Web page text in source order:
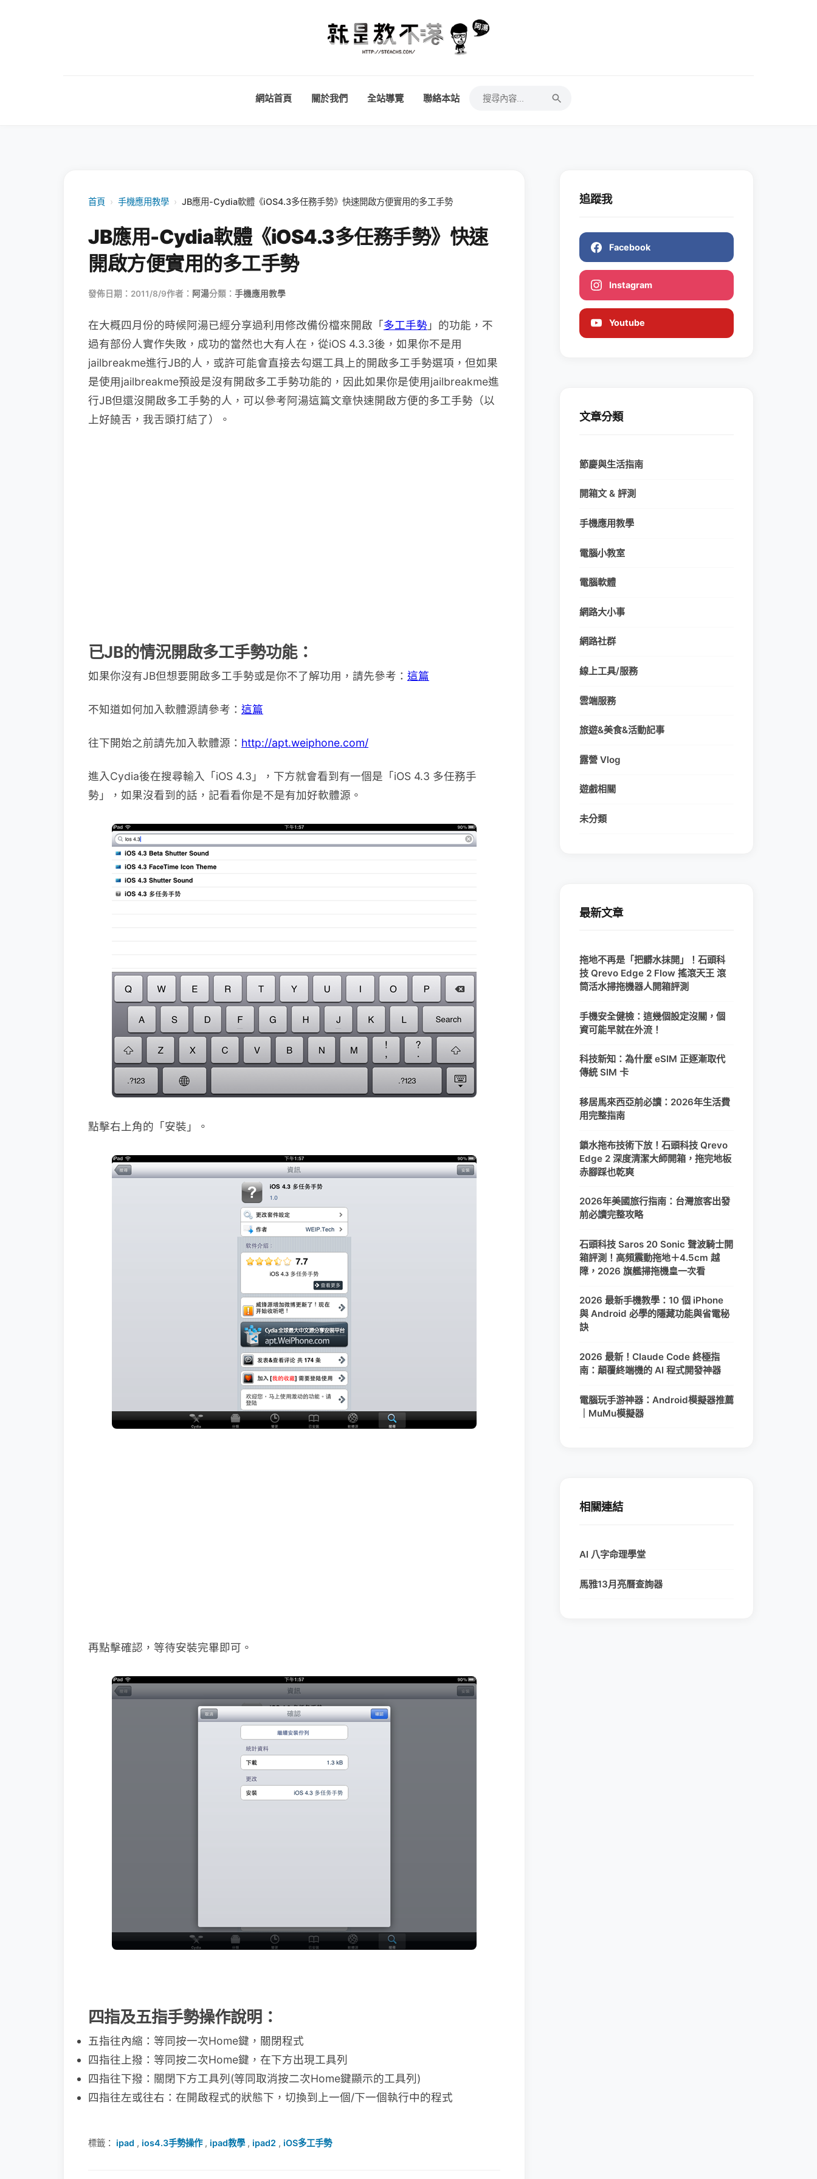
網站首頁 關於我們 全站導覽 聯絡本站
首頁 › 手機應用教學 › JB應用-Cydia軟體《iOS4.3多任務手勢》快速開啟方便實用的多工手勢
JB應用-Cydia軟體《iOS4.3多任務手勢》快速
開啟方便實用的多工手勢
發佈日期：2011/8/9作者： 阿湯分類： 手機應用教學
在大概四月份的時候阿湯已經分享過利用修改備份檔來開啟「多工手勢 」的功能，不
過有部份人實作失敗，成功的當然也大有人在，從iOS 4.3.3後，如果你不是用
jailbreakme進行JB的人，或許可能會直接去勾選工具上的開啟多工手勢選項，但如果
是使用jailbreakme預設是沒有開啟多工手勢功能的，因此如果你是使用jailbreakme進
行JB但還沒開啟多工手勢的人，可以參考阿湯這篇文章快速開啟方便的多工手勢（以
上好饒舌，我舌頭打結了）。
已JB的情況開啟多工手勢功能：
如果你沒有JB但想要開啟多工手勢或是你不了解功用，請先參考： 這篇
不知道如何加入軟體源請參考： 這篇
往下開始之前請先加入軟體源： http://apt.weiphone.com/
進入Cydia後在搜尋輸入「iOS 4.3」，下方就會看到有一個是「iOS 4.3 多任務手
勢」，如果沒看到的話，記看看你是不是有加好軟體源。
點擊右上角的「安裝」。
再點擊確認，等待安裝完畢即可。
四指及五指手勢操作說明：
五指往內縮：等同按一次Home鍵，關閉程式
四指往上撥：等同按二次Home鍵，在下方出現工具列
四指往下撥：關閉下方工具列(等同取消按二次Home鍵顯示的工具列)
四指往左或往右：在開啟程式的狀態下，切換到上一個/下一個執行中的程式
標籤： ipad , ios4.3手勢操作, ipad教學, ipad2 , iOS多工手勢
追蹤我
Facebook
Instagram
Youtube
文章分類
節慶與生活指南
開箱文 & 評測
手機應用教學
電腦小教室
電腦軟體
網路大小事
網路社群
線上工具/服務
雲端服務
旅遊&美食&活動記事
露營 Vlog
遊戲相關
未分類
最新文章
拖地不再是「把髒水抹開」！石頭科
技 Qrevo Edge 2 Flow 搖滾天王 滾
筒活水掃拖機器人開箱評測
手機安全健檢：這幾個設定沒關，個
資可能早就在外流！
科技新知：為什麼 eSIM 正逐漸取代
傳統 SIM 卡
移居馬來西亞前必讀：2026年生活費
用完整指南
鎖水拖布技術下放！石頭科技 Qrevo
Edge 2 深度清潔大師開箱，拖完地板
赤腳踩也乾爽
2026年美國旅行指南：台灣旅客出發
前必讀完整攻略
石頭科技 Saros 20 Sonic 聲波騎士開
箱評測！高頻震動拖地＋4.5cm 越
障，2026 旗艦掃拖機皇一次看
2026 最新手機教學：10 個 iPhone
與 Android 必學的隱藏功能與省電秘
訣
2026 最新！Claude Code 終極指
南：顛覆終端機的 AI 程式開發神器
電腦玩手游神器：Android模擬器推薦
｜MuMu模擬器
相關連結
AI 八字命理學堂
馬雅13月亮曆查詢器